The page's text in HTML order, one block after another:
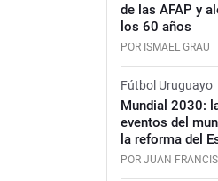
de las AFAP y
los 60 años
POR ISMAEL GRAU
Fútbol Uruguayo
Mundial 2030:
eventos del
la reforma del
POR JUAN